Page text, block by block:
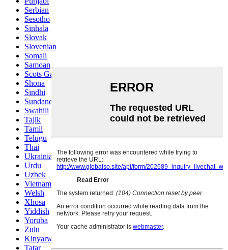
Serbian
Sesotho
Sinhala
Slovak
Slovenian
Somali
Samoan
Scots Gaelic
Shona
Sindhi
Sundanese
Swahili
Tajik
Tamil
Telugu
Thai
Ukrainian
Urdu
Uzbek
Vietnamese
Welsh
Xhosa
Yiddish
Yoruba
Zulu
Kinyarwanda
Tatar